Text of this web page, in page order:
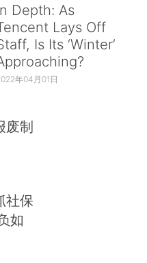
Depth: As
Lays Off
Is Its ‘Winter’
年04月01日
废制
社保
如